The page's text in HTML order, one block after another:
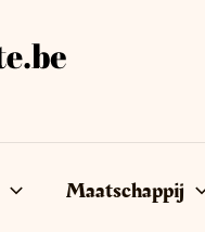
Maatschappij